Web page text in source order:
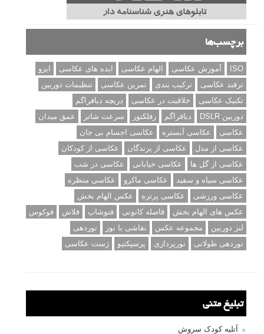
برچسب‌ها
ISO آموزش عکاسی الهام عکاسی ایده های عکاسی
ایزو
ترفند عکاسی
ترکیب بندی تمرین عکاسی
تنظیمات دوربین
تکنیک عکاسی
خلاقیت در عکاسی
دریچه دیافراگم
دوربین DSLR
دیافراگم رفلکتور سرعت شاتر
عمق میدان
عکاسی
عکاسی آبستره
عکاسی اجسام بی جان
عکاسی از مدل
عکاسی از پرندگان
عکاسی از کودکان
عکاسی از گل ها
عکاسی خیابانی
عکاسی در شب
عکاسی سیاه و سفید
عکاسی ماکرو
عکاسی منظره
عکاسی ورزشی
عکاسی پرتره
عکس الهام بخش
عکس های الهام بخش
فاصله کانونی فتوشاپ فلاش
فوکوس
لنز دوربین
مجموعه عکس نقاشی با نور
نوردهی
نوردهی طولانی
نورپردازی پرسپکتیو ژست عکاسی
تبلیغ متنی
آتلیه کودک سروش